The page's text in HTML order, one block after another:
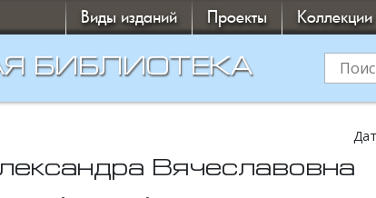
Виды изданий Проекты Коллекции
БИБЛИОТЕКА
Вячеславовна